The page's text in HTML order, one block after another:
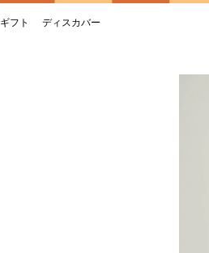
ギフト ディスカバー